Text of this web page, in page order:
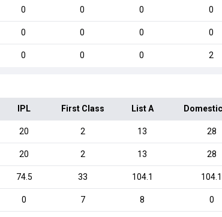
0 0 0 0
0 0 0 0
0 0 0 2
IPL First Class List A
20 2 13 28
20 2 13 28
74.5 33 104.1 104.1
0 7 8 0